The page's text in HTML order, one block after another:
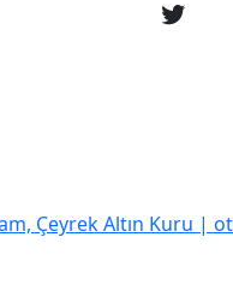
Çeyrek Altın Kuru |